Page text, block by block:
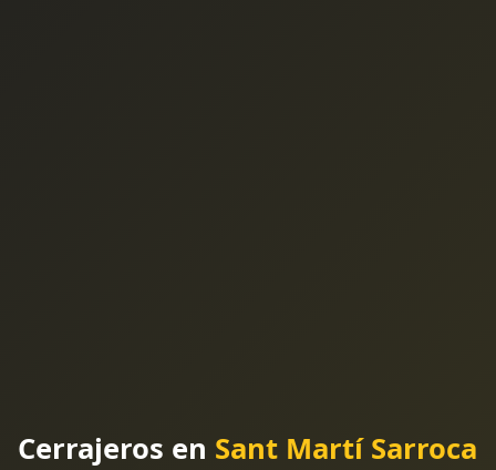
Cerrajeros en Sant Martí Sarroca